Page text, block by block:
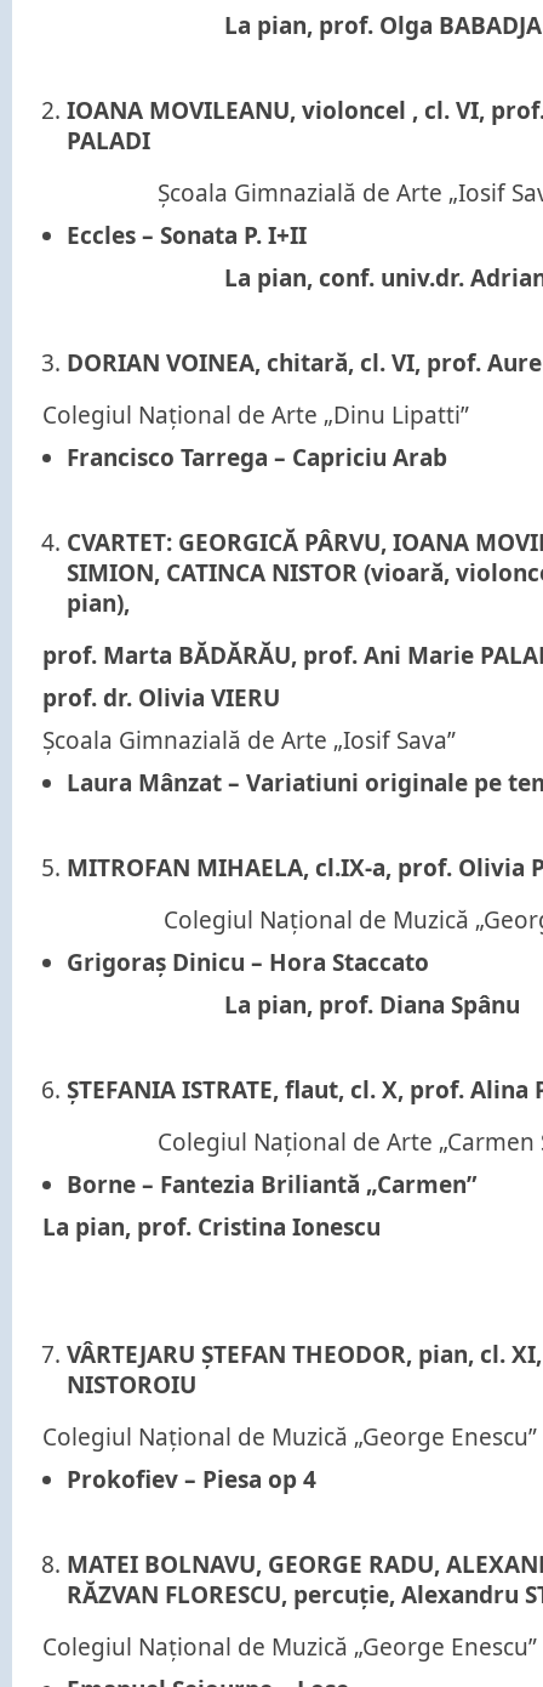
La pian, prof. Olga
IOANA MOVILEANU, violoncel , cl. VI,
PALADI
Școala Gimnazială de Arte „Iosif
Eccles – Sonata P. I+II
La pian, conf. univ.dr. Adriana
DORIAN VOINEA, chitară, cl. VI, prof.
Colegiul Național de Arte „Dinu Lipatti”
Francisco Tarrega – Capriciu Arab
CVARTET: GEORGICĂ PÂRVU, IOANA
SIMION, CATINCA NISTOR (vioară,
pian),
prof. Marta BĂDĂRĂU, prof. Ani Marie
prof. dr. Olivia VIERU
Școala Gimnazială de Arte „Iosif Sava”
Laura Mânzat – Variatiuni originale pe
MITROFAN MIHAELA, cl.IX-a, prof. Olivia
Colegiul Național de Muzică
Grigoraș Dinicu – Hora Staccato
La pian, prof. Diana Spânu
ȘTEFANIA ISTRATE, flaut, cl. X, prof. Alina
Colegiul Național de Arte „Carmen
Borne – Fantezia Briliantă „Carmen”
La pian, prof. Cristina Ionescu
VÂRTEJARU ȘTEFAN THEODOR, pian, cl.
NISTOROIU
Colegiul Național de Muzică „George Enescu”
Prokofiev – Piesa op 4
MATEI BOLNAVU, GEORGE RADU,
RĂZVAN FLORESCU, percuție, Alexandru
Colegiul Național de Muzică „George Enescu”